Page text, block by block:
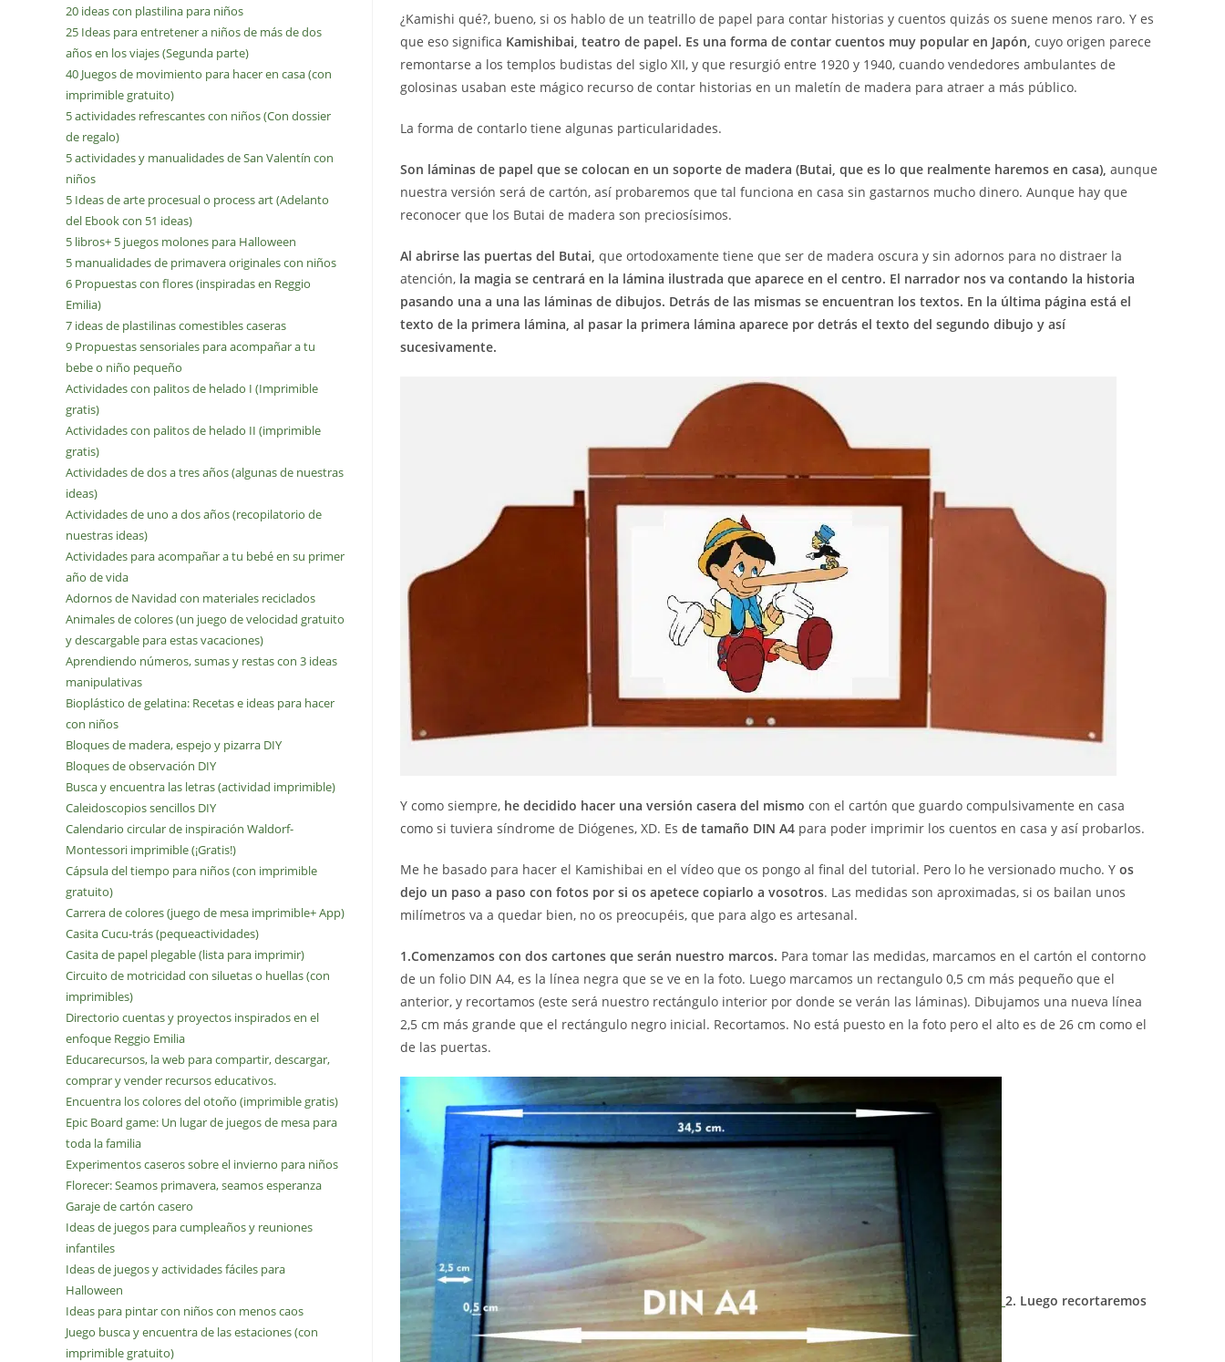
entrada:
¿Kamishi qué?, bueno, si os hablo de un teatrillo de papel para contar historias y cuentos quizás os suene menos raro. Y es
que eso significa Kamishibai, teatro de papel. Es una forma de contar cuentos muy popular en Japón, cuyo origen parece
remontarse a los templos budistas del siglo XII, y que resurgió entre 1920 y 1940, cuando vendedores ambulantes de
golosinas usaban este mágico recurso de contar historias en un maletín de madera para atraer a más público.
La forma de contarlo tiene algunas particularidades.
Son láminas de papel que se colocan en un soporte de madera (Butai, que es lo que realmente haremos en casa), aunque
nuestra versión será de cartón, así probaremos que tal funciona en casa sin gastarnos mucho dinero. Aunque hay que
reconocer que los Butai de madera son preciosísimos.
Al abrirse las puertas del Butai, que ortodoxamente tiene que ser de madera oscura y sin adornos para no distraer la
atención, la magia se centrará en la lámina ilustrada que aparece en el centro. El narrador nos va contando la historia
pasando una a una las láminas de dibujos. Detrás de las mismas se encuentran los textos. En la última página está el
texto de la primera lámina, al pasar la primera lámina aparece por detrás el texto del segundo dibujo y así
sucesivamente.
Y como siempre, he decidido hacer una versión casera del mismo con el cartón que guardo compulsivamente en casa
como si tuviera síndrome de Diógenes, XD. Es de tamaño DIN A4 para poder imprimir los cuentos en casa y así probarlos.
Me he basado para hacer el Kamishibai en el vídeo que os pongo al final del tutorial. Pero lo he versionado mucho. Y os
dejo un paso a paso con fotos por si os apetece copiarlo a vosotros. Las medidas son aproximadas, si os bailan unos
milímetros va a quedar bien, no os preocupéis, que para algo es artesanal.
1.Comenzamos con dos cartones que serán nuestro marcos. Para tomar las medidas, marcamos en el cartón el contorno
de un folio DIN A4, es la línea negra que se ve en la foto. Luego marcamos un rectangulo 0,5 cm más pequeño que el
anterior, y recortamos (este será nuestro rectángulo interior por donde se verán las láminas). Dibujamos una nueva línea
2,5 cm más grande que el rectángulo negro inicial. Recortamos. No está puesto en la foto pero el alto es de 26 cm como el
de las puertas.
2. Luego recortaremos
20 ideas con plastilina para niños
25 Ideas para entretener a niños de más de dos
años en los viajes (Segunda parte)
40 Juegos de movimiento para hacer en casa (con
imprimible gratuito)
5 actividades refrescantes con niños (Con dossier
de regalo)
5 actividades y manualidades de San Valentín con
niños
5 Ideas de arte procesual o process art (Adelanto
del Ebook con 51 ideas)
5 libros+ 5 juegos molones para Halloween
5 manualidades de primavera originales con niños
6 Propuestas con flores (inspiradas en Reggio
Emilia)
7 ideas de plastilinas comestibles caseras
9 Propuestas sensoriales para acompañar a tu
bebe o niño pequeño
Actividades con palitos de helado I (Imprimible
gratis)
Actividades con palitos de helado II (imprimible
gratis)
Actividades de dos a tres años (algunas de nuestras
ideas)
Actividades de uno a dos años (recopilatorio de
nuestras ideas)
Actividades para acompañar a tu bebé en su primer
año de vida
Adornos de Navidad con materiales reciclados
Animales de colores (un juego de velocidad gratuito
y descargable para estas vacaciones)
Aprendiendo números, sumas y restas con 3 ideas
manipulativas
Bioplástico de gelatina: Recetas e ideas para hacer
con niños
Bloques de madera, espejo y pizarra DIY
Bloques de observación DIY
Busca y encuentra las letras (actividad imprimible)
Caleidoscopios sencillos DIY
Calendario circular de inspiración Waldorf-
Montessori imprimible (¡Gratis!)
Cápsula del tiempo para niños (con imprimible
gratuito)
Carrera de colores (juego de mesa imprimible+ App)
Casita Cucu-trás (pequeactividades)
Casita de papel plegable (lista para imprimir)
Circuito de motricidad con siluetas o huellas (con
imprimibles)
Directorio cuentas y proyectos inspirados en el
enfoque Reggio Emilia
Educarecursos, la web para compartir, descargar,
comprar y vender recursos educativos.
Encuentra los colores del otoño (imprimible gratis)
Epic Board game: Un lugar de juegos de mesa para
toda la familia
Experimentos caseros sobre el invierno para niños
Florecer: Seamos primavera, seamos esperanza
Garaje de cartón casero
Ideas de juegos para cumpleaños y reuniones
infantiles
Ideas de juegos y actividades fáciles para
Halloween
Ideas para pintar con niños con menos caos
Juego busca y encuentra de las estaciones (con
imprimible gratuito)